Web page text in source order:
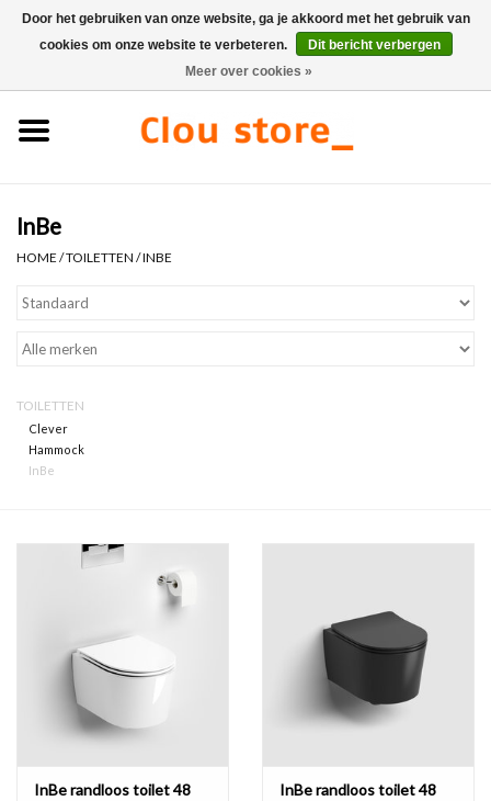
0 Artikelen - €0,00
Fonteinsets
Toiletten
Kranen & afvoeren
Meubels
reserveonderdelen
InBe
HOME /TOILETTEN /INBE
TOILETTEN
Clever
Hammock
InBe
InBe randloos toilet 48
InBe randloos toilet 48
Door het gebruiken van onze website, ga je akkoord met het gebruik van
cookies om onze website te verbeteren.
Dit bericht verbergen
Meer over cookies »